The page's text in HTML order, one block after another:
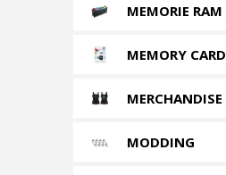
MEMORIE RAM
MEMORY CARD
MERCHANDISE
MODDING